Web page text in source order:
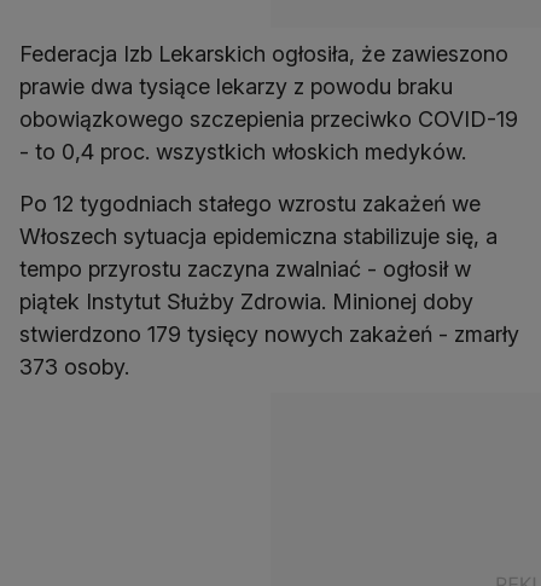
Federacja Izb Lekarskich ogłosiła, że zawieszono
prawie dwa tysiące lekarzy z powodu braku
obowiązkowego szczepienia przeciwko COVID-19
- to 0,4 proc. wszystkich włoskich medyków.
Po 12 tygodniach stałego wzrostu zakażeń we
Włoszech sytuacja epidemiczna stabilizuje się, a
tempo przyrostu zaczyna zwalniać - ogłosił w
piątek Instytut Służby Zdrowia. Minionej doby
stwierdzono 179 tysięcy nowych zakażeń - zmarły
373 osoby.